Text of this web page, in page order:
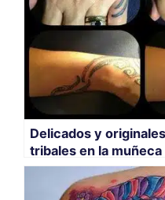
Delicados y
tribales en la muñeca